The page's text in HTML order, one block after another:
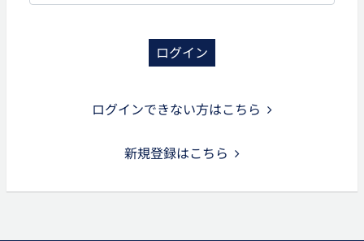
ログイン
ログインできない方はこちら
新規登録はこちら